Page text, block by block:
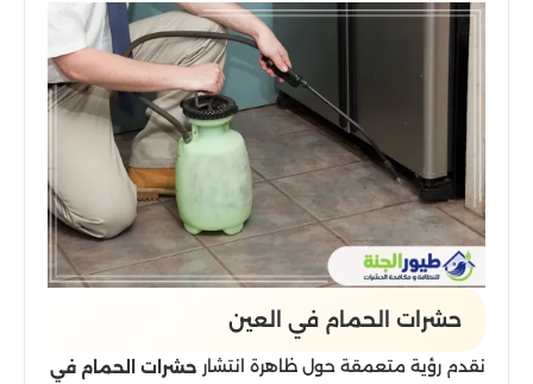
حشرات الحمام في العين
نقدم رؤية متعمقة حول ظاهرة انتشار حشرات الحمام في